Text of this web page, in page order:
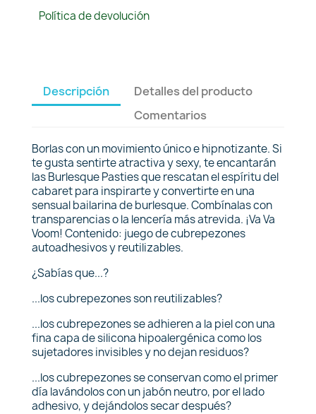
Política de devolución
Descripción
Detalles del producto
Comentarios
Borlas con un movimiento único e hipnotizante. Si
te gusta sentirte atractiva y sexy, te encantarán
las Burlesque Pasties que rescatan el espíritu del
cabaret para inspirarte y convertirte en una
sensual bailarina de burlesque. Combínalas con
transparencias o la lencería más atrevida. ¡Va Va
Voom! Contenido: juego de cubrepezones
autoadhesivos y reutilizables.
¿Sabías que...?
...los cubrepezones son reutilizables?
...los cubrepezones se adhieren a la piel con una
fina capa de silicona hipoalergénica como los
sujetadores invisibles y no dejan residuos?
...los cubrepezones se conservan como el primer
día lavándolos con un jabón neutro, por el lado
adhesivo, y dejándolos secar después?